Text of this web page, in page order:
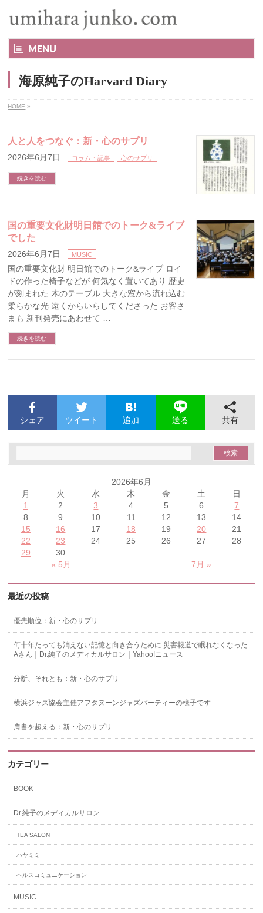
MENU
海原純子のHarvard Diary
HOME »
人と人をつなぐ：新・心のサプリ
2026年6月7日 コラム・記事 心のサプリ
続きを読む
国の重要文化財明日館でのトーク&ライブ
でした
2026年6月7日 MUSIC
国の重要文化財 明日館でのトーク&ライブ ロイ
ドの作った椅子などが 何気なく置いてあり 歴史
が刻まれた 木のテーブル 大きな窓から流れ込む
柔らかな光 遠くからいらしてくださった お客さ
まも 新刊発売にあわせて …
続きを読む
シェア ツイート 追加 送る 共有
2026年6月
月
火 水 木 金 土 日
« 5月 7月 »
1 2 3 4 5 6
7
8
9 10 11 12 13
14
15
16 17 18 19 20
21
22
23 24 25 26 27
28
29
30
最近の投稿
優先順位：新・心のサプリ
何十年たっても消えない記憶と向き合うために 災害報道で眠れなくなった
Aさん｜Dr.純子のメディカルサロン｜Yahoo!ニュース
分断、それとも：新・心のサプリ
横浜ジャズ協会主催アフタヌーンジャズパーティーの様子です
肩書を超える：新・心のサプリ
カテゴリー
BOOK
Dr.純子のメディカルサロン
TEA SALON
ハヤミミ
ヘルスコミュニケーション
MUSIC